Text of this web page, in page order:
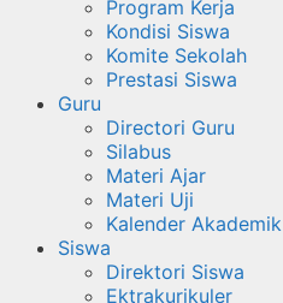
Program Kerja
Kondisi Siswa
Komite Sekolah
Prestasi Siswa
Guru
Directori Guru
Silabus
Materi Ajar
Materi Uji
Kalender Akademik
Siswa
Direktori Siswa
Ektrakurikuler